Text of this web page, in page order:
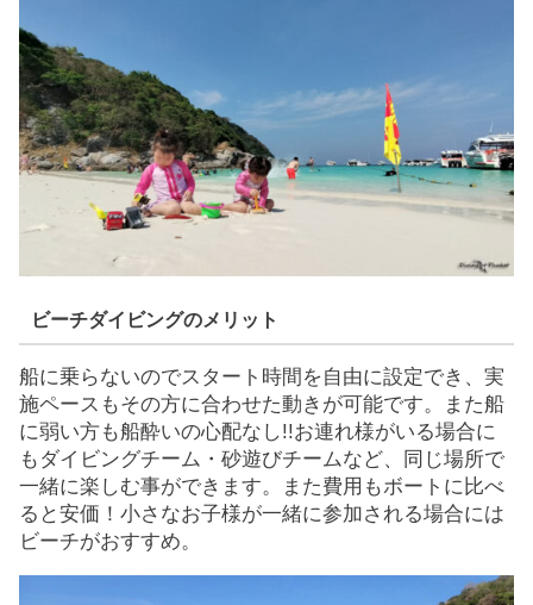
ビーチダイビングのメリット
船に乗らないのでスタート時間を自由に設定でき、実
施ペースもその方に合わせた動きが可能です。また船
に弱い方も船酔いの心配なし!!お連れ様がいる場合に
もダイビングチーム・砂遊びチームなど、同じ場所で
一緒に楽しむ事ができます。また費用もボートに比べ
ると安価！小さなお子様が一緒に参加される場合には
ビーチがおすすめ。